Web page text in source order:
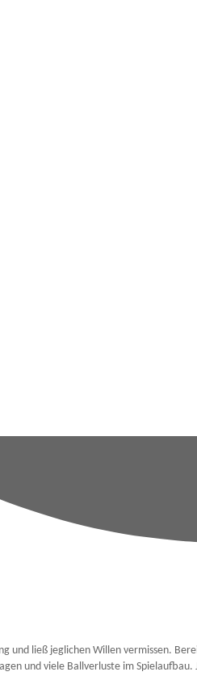
und ließ jeglichen Willen vermissen.
und viele Ballverluste im